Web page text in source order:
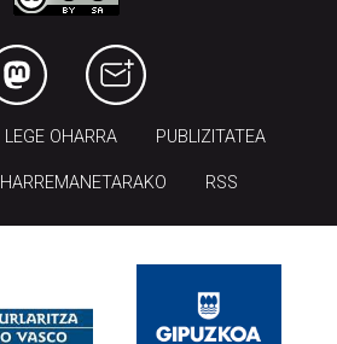
LEGE OHARRA PUBLIZITATEA
HARREMANETARAKO RSS